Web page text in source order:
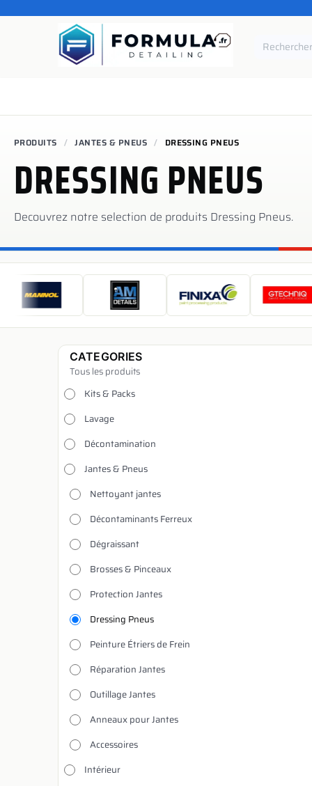
SE RENDRE AU CONTENU
PRODUITS JANTES & PNEUS DRESSING PNEUS
DRESSING PNEUS
Decouvrez notre selection de produits Dressing Pneus.
CATEGORIES
Tous les produits
Kits & Packs
Lavage
Décontamination
Jantes & Pneus
Nettoyant jantes
Décontaminants Ferreux
Dégraissant
Brosses & Pinceaux
Protection Jantes
Dressing Pneus
Peinture Étriers de Frein
Réparation Jantes
Outillage Jantes
Anneaux pour Jantes
Accessoires
Intérieur